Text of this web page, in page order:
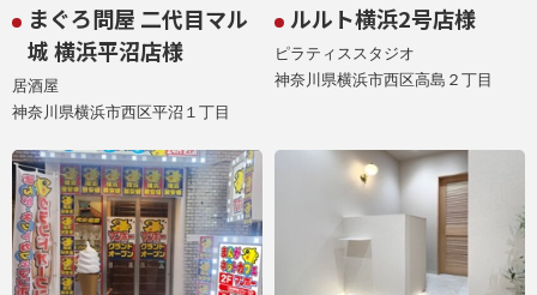
まぐろ問屋 二代目マル
城 横浜平沼店様
居酒屋
神奈川県横浜市西区平沼１丁目
ルルト横浜2号店様
ピラティススタジオ
神奈川県横浜市西区高島２丁目